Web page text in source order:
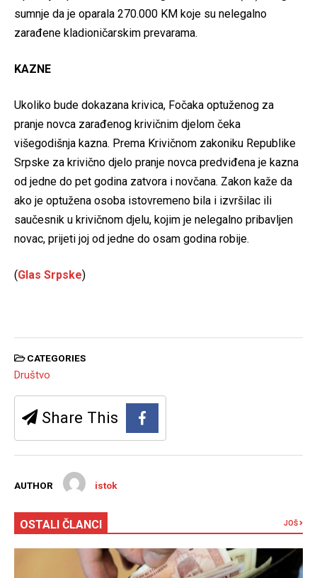
sumnje da je oparala 270.000 KM koje su nelegalno
zarađene kladioničarskim prevarama.
KAZNE
Ukoliko bude dokazana krivica, Fočaka optuženog za
pranje novca zarađenog krivičnim djelom čeka
višegodišnja kazna. Prema Krivičnom zakoniku Republike
Srpske za krivično djelo pranje novca predviđena je kazna
od jedne do pet godina zatvora i novčana. Zakon kaže da
ako je optužena osoba istovremeno bila i izvršilac ili
saučesnik u krivičnom djelu, kojim je nelegalno pribavljen
novac, prijeti joj od jedne do osam godina robije.
(Glas Srpske)
CATEGORIES
Društvo
Share This
AUTHOR istok
OSTALI ČLANCI JOŠ